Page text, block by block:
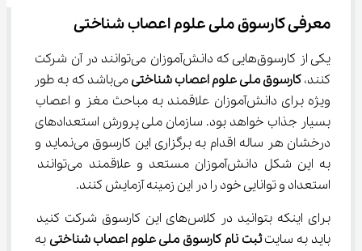
معرفی کارسوق ملی علوم اعصاب شناختی
یکی از کارسوق‌هایی که دانش‌آموزان می‌توانند در آن شرکت
کنند، کارسوق ملی علوم اعصاب شناختی
می‌باشد که به طور
ویژه برای دانش‌آموزان علاقمند به مباحث مغز و اعصاب
بسیار جذاب خواهد بود. سازمان ملی پرورش استعدادهای
درخشان هر ساله اقدام به برگزاری این کارسوق می‌نماید و
به این شکل دانش‌آموزان مستعد و علاقمند می‌توانند
استعداد و توانایی خود را در این زمینه آزمایش کنند.
برای اینکه بتوانید در کلاس‌های این کارسوق شرکت کنید
باید به سایت ثبت نام کارسوق ملی علوم اعصابشناختی به